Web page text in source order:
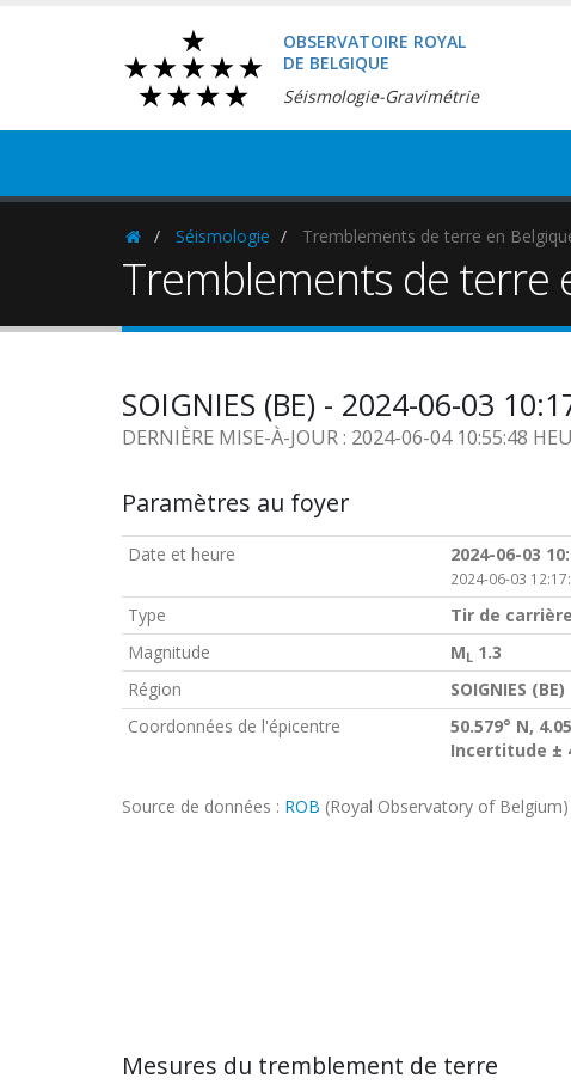
OBSERVATOIRE ROYAL
DE BELGIQUE
Séismologie-Gravimétrie
HomepageSéismologie Tremblements de terre en
Tremblements de terre
SOIGNIES (BE) - 2024-06-03
DERNIÈRE MISE-À-JOUR : 2024-06-04 10:55:48
Paramètres au foyer
Date et heure 2024-06-03
2024-06-03
Type
Tir de carrière
Magnitude
ML 1.3
Région
SOIGNIES (BE)
Coordonnées de l'épicentre
50.579° N,
Incertitude ±
Source de données : ROB (Royal Observatory of Belgium)
Mesures du tremblement de terre